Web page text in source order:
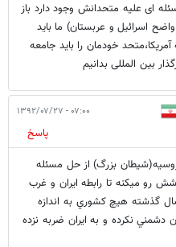
ای علیه متحدانش وجود دارد باز
اسرائیل و عربستان) ما باید
خودمان را باید جامعه
بین المللی بدانیم
۰۷:۰۰ - ۱۳۹۲/۰۷/۲۷
پاسخ
بزرگ) از حل مسئله
رو ميكنه تا رابطه ايران و غرب
بحران كنه،آگاه باشيد كه در100سال گذشته هيچ كشوري به اندازه
نكرده و به ايران ضربه نزده